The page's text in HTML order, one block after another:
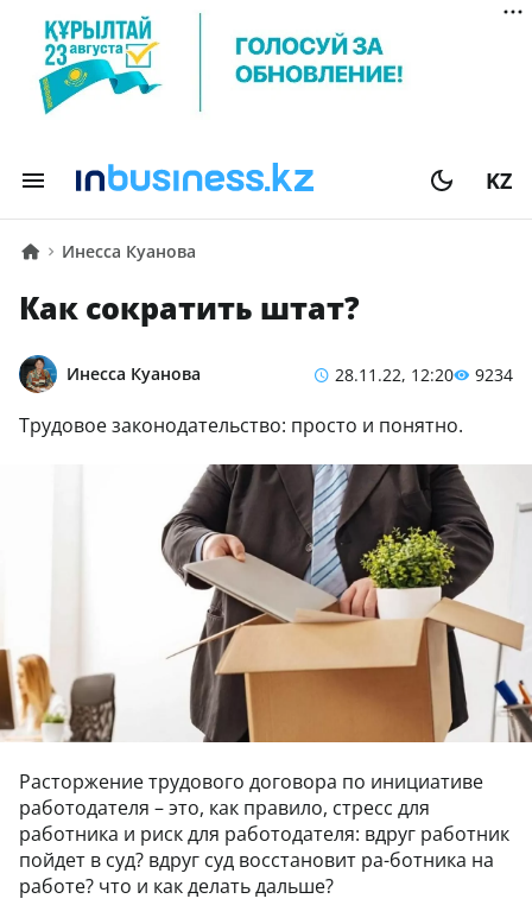
KZ
Инесса Куанова
Как сократить штат?
Инесса Куанова 28.11.22, 12:20 9234
Трудовое законодательство: просто и понятно.
Расторжение трудового договора по инициативе
работодателя – это, как правило, стресс для
работника и риск для работодателя: вдруг работник
пойдет в суд? вдруг суд восстановит ра-ботника на
работе? что и как делать дальше?